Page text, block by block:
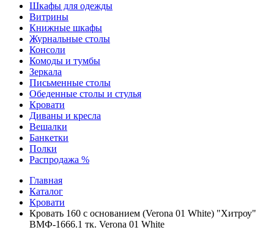
Шкафы для одежды
Витрины
Книжные шкафы
Журнальные столы
Консоли
Комоды и тумбы
Зеркала
Письменные столы
Обеденные столы и стулья
Кровати
Диваны и кресла
Вешалки
Банкетки
Полки
Распродажа %
Главная
Каталог
Кровати
Кровать 160 с основанием (Verona 01 White) "Хитроу"
ВМФ-1666.1 тк. Verona 01 White